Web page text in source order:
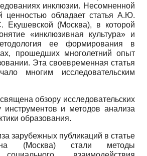
инклюзии. Несомненной
ценностью обладает статья А.Ю.
(Москва), в которой
«инклюзивная культура» и
ее формирования в
прошедших многолетний опыт
Эта своевременная статья
многим исследовательским
обзору исследовательских
инструментов и методов анализа
образования.
зарубежных публикаций в статье
(Москва) стали методы